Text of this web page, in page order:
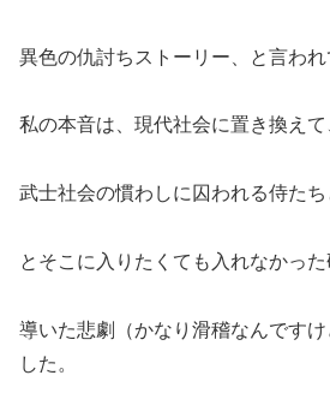
異色の仇討ちストーリー、と言われ
私の本音は、現代社会に置き換えて
武士社会の慣わしに囚われる侍たち
とそこに入りたくても入れなかっ
導いた悲劇（かなり滑稽なんです
した。